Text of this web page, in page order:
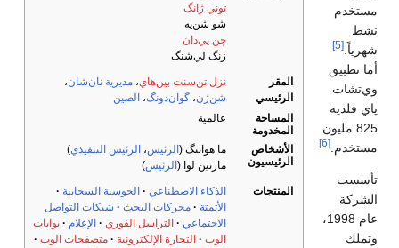
توني ژانگ
شو شن‌يه
چن يي‌دان
زنگ لي‌شنگ
المقر
الرئيسي
نزل تن‌سنت بين‌هاي، مديرية نان‌شان،
شن‌ژن، گوان‌دونگ، الصين
المساحة
المخدومة
عالمية
الأشخاص
الرئيسيون
ما هواتنگ ( الرئيس، الرئيس التنفيذي)
مارتين لوا ( الرئيس)
المنتجات الذكاء الاصطناعي
الحوسبة السحابية
الأتمتة
محركات البحث
شبكات التواصل
الاجتماعي
التراسل الفوري الإعلام
بوابات
الوب
التجارة الإلكترونية
متصفحات الوب
مستخدم
نشط
شهرياً. [5]
أما تطبيق
وي‌تشات
پاي فلديه
825 مليون
مستخدم. [6]
تأسست
الشركة
عام 1998،
وتملك